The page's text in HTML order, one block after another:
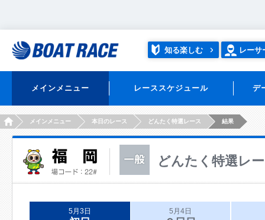
知る楽しむ レーサ
メインメニュー レーススケジュール デ
HOMEメインメニュー 本日のレース どんたく特選レース 結果
どんたく特選レ
5月3日 5月4日